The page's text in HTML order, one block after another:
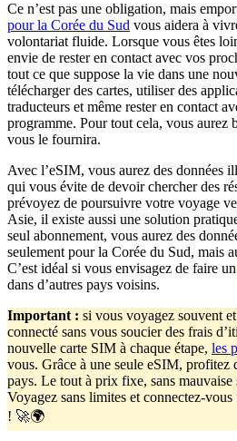
Ce n’est pas une obligation, mais
pour la Corée du Sud vous aidera à
volontariat fluide. Lorsque vous êtes
envie de rester en contact avec vos
tout ce que suppose la vie dans une
télécharger des cartes, utiliser des
traducteurs et même rester en contact
programme. Pour tout cela, vous aurez
vous le fournira.
Avec l’eSIM, vous aurez des données
qui vous évite de devoir chercher des
prévoyez de poursuivre votre voyage
Asie, il existe aussi une solution
seul abonnement, vous aurez des
seulement pour la Corée du Sud, mais
C’est idéal si vous envisagez de faire un
dans d’autres pays voisins.
Important : si vous voyagez souvent
connecté sans vous soucier des frais
nouvelle carte SIM à chaque étape, les
vous. Grâce à une seule eSIM, profitez
pays. Le tout à prix fixe, sans mauvaise
Voyagez sans limites et connectez-
! 🚀🌍